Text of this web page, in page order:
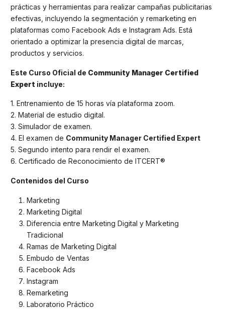
prácticas y herramientas para realizar campañas publicitarias
efectivas, incluyendo la segmentación y remarketing en
plataformas como Facebook Ads e Instagram Ads. Está
orientado a optimizar la presencia digital de marcas,
productos y servicios.
Este Curso Oficial de Community Manager Certified
Expert incluye:
1. Entrenamiento de 15 horas vía plataforma zoom.
2. Material de estudio digital.
3. Simulador de examen.
4. El examen de Community Manager Certified Expert
5. Segundo intento para rendir el examen.
6. Certificado de Reconocimiento de ITCERT®
Contenidos del Curso
Marketing
Marketing Digital
Diferencia entre Marketing Digital y Marketing
Tradicional
Ramas de Marketing Digital
Embudo de Ventas
Facebook Ads
Instagram
Remarketing
Laboratorio Práctico